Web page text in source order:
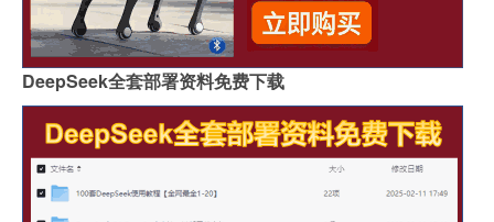
DeepSeek全套部署资料免费下载